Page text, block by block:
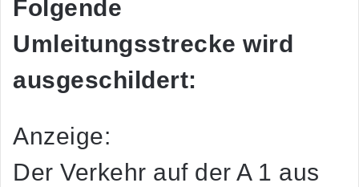
Folgende
Umleitungsstrecke wird
ausgeschildert:
Anzeige:
Der Verkehr auf der A 1 aus